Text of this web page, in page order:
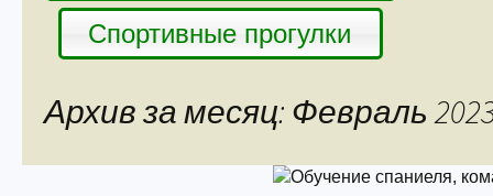
Спортивные прогулки
Архив за месяц: Февраль